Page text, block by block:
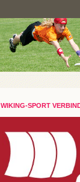
WIKING-SPORT